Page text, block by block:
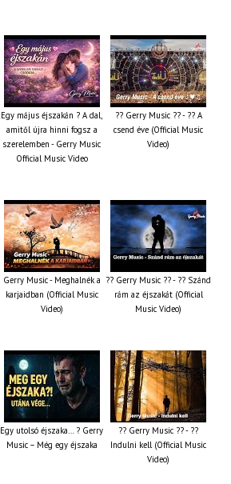
Egy május éjszakán ? A dal,
amitől újra hinni fogsz a
szerelemben - Gerry Music
Official Music Video
?? Gerry Music ?? - ?? A
csend éve (Official Music
Video)
Gerry Music - Meghalnék a
karjaidban (Official Music
Video)
?? Gerry Music ?? - ?? Szánd
rám az éjszakát (Official
Music Video)
Egy utolsó éjszaka… ? Gerry
Music – Még egy éjszaka
?? Gerry Music ?? - ??
Indulni kell (Official Music
Video)